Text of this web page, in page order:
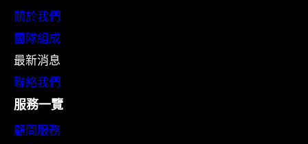
關於我們
團隊組成
最新消息
聯絡我們
服務一覽
顧問服務